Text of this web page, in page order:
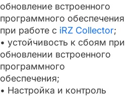
обновление встроенного
программного обеспечения
при работе с iRZ Collector;
• устойчивость к сбоям при
обновлении встроенного
программного
обеспечения;
• Настройка и контроль